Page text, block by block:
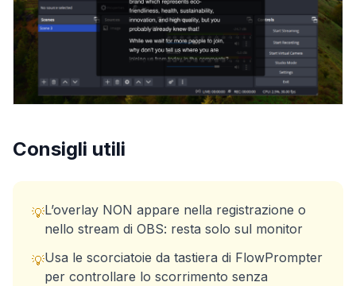
Consigli utili
💡L’overlay NON appare nella registrazione o
nello stream di OBS: resta solo sul monitor
💡Usa le scorciatoie da tastiera di FlowPrompter
per controllare lo scorrimento senza